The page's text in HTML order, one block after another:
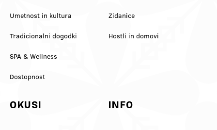
Umetnost in kultura
Tradicionalni dogodki
SPA & Wellness
Dostopnost
Zidanice
Hostli in domovi
OKUSI INFO